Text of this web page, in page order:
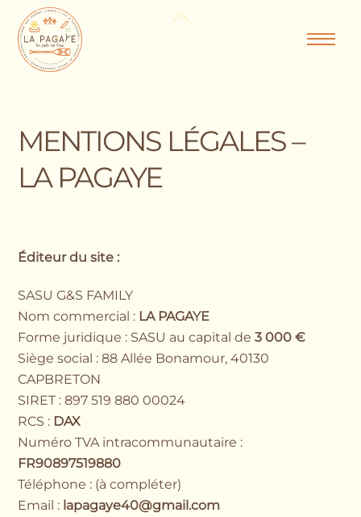
content
MENTIONS LÉGALES –
LA PAGAYE
Éditeur du site :
SASU G&S FAMILY
Nom commercial : LA PAGAYE
Forme juridique : SASU au capital de3 000 €
Siège social : 88 Allée Bonamour, 40130
CAPBRETON
SIRET : 897 519 880 00024
RCS : DAX
Numéro TVA intracommunautaire :
FR90897519880
Téléphone : (à compléter)
Email : lapagaye40@gmail.com
Back